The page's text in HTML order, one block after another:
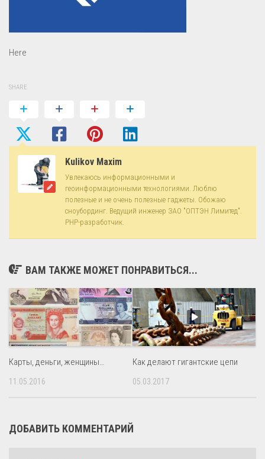
Here
SHARE
Kulikov Maxim
Увлекаюсь информационными и
геоинформационными технологиями. Люблю
полезные и не очень полезные гаджеты. Обожаю
сноубординг. Ведущий инженер ЗАО "ОПТЭН Лимитед".
PHP-разработчик.
ВАМ ТАКЖЕ МОЖЕТ ПОНРАВИТЬСЯ...
Карты, деньги, женщины…
11.05.2016
Как делают гигантские цепи
05.03.2017
ДОБАВИТЬ КОММЕНТАРИЙ